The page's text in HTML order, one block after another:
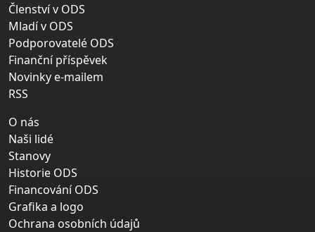
Členství v ODS
Mladí v ODS
Podporovatelé ODS
Finanční příspěvek
Novinky e-mailem
RSS
O nás
Naši lidé
Stanovy
Historie ODS
Financování ODS
Grafika a logo
Ochrana osobních údajů